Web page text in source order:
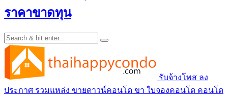
ราคาขาดทุน
รับจ้างโพส ลง
ประกาศ รวมแหล่ง ขายดาวน์คอนโด ขา ใบจองคอนโด คอนโด